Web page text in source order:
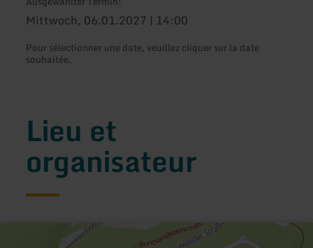
Mittwoch, 06.01.2027 | 14:00
Pour sélectionner une date, veuillez cliquer sur la date
souhaitée.
Lieu et
organisateur